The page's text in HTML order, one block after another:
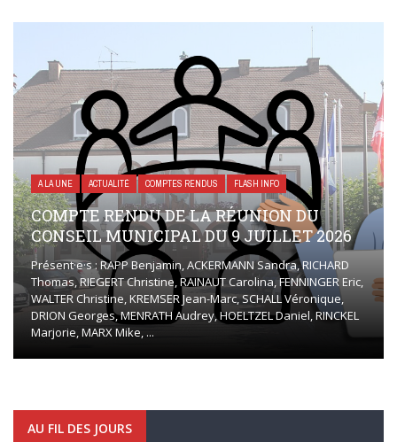
A LA UNE ACTUALITÉ COMPTES RENDUS FLASH INFO
COMPTE RENDU DE LA RÉUNION DU
CONSEIL MUNICIPAL DU 9 JUILLET 2026
Présent·e·s : RAPP Benjamin, ACKERMANN Sandra, RICHARD
Thomas, RIEGERT Christine, RAINAUT Carolina, FENNINGER Eric,
WALTER Christine, KREMSER Jean-Marc, SCHALL Véronique,
DRION Georges, MENRATH Audrey, HOELTZEL Daniel, RINCKEL
Marjorie, MARX Mike, ...
AU FIL DES JOURS